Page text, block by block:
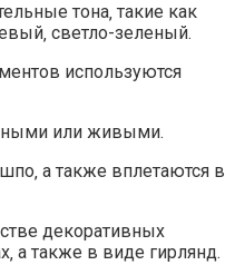
тона‚ такие как
светло-зеленый.
используются
или живыми.
а также вплетаются в
декоративных
а также в виде гирлянд.